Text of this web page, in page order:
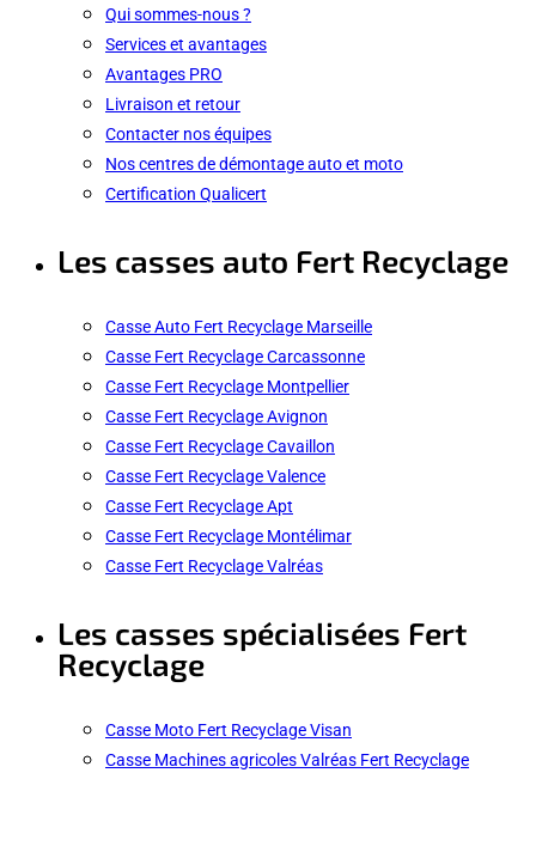
Qui sommes-nous ?
Services et avantages
Avantages PRO
Livraison et retour
Contacter nos équipes
Nos centres de démontage auto et moto
Certification Qualicert
Les casses auto Fert Recyclage
Casse Auto Fert Recyclage Marseille
Casse Fert Recyclage Carcassonne
Casse Fert Recyclage Montpellier
Casse Fert Recyclage Avignon
Casse Fert Recyclage Cavaillon
Casse Fert Recyclage Valence
Casse Fert Recyclage Apt
Casse Fert Recyclage Montélimar
Casse Fert Recyclage Valréas
Les casses spécialisées Fert
Recyclage
Casse Moto Fert Recyclage Visan
Casse Machines agricoles Valréas Fert Recyclage